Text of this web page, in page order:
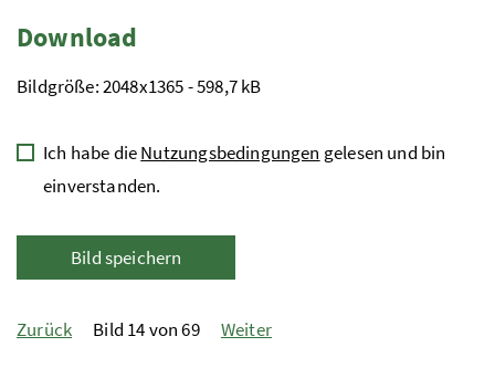
Download
Bildgröße: 2048x1365 - 598,7 kB
Ich habe dieNutzungsbedingungen gelesen und bin
einverstanden.
Bild speichern
Zurück Bild 14 von 69 Weiter